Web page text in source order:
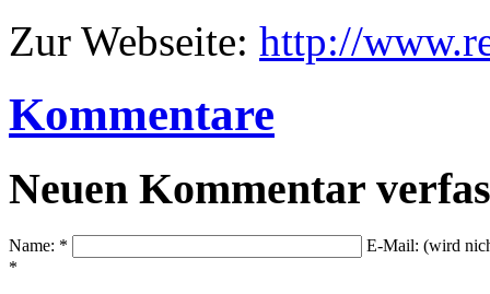
Zur Webseite: http://
Kommentare
Neuen Kommentar
Name: *
E-Mail: (wird
*